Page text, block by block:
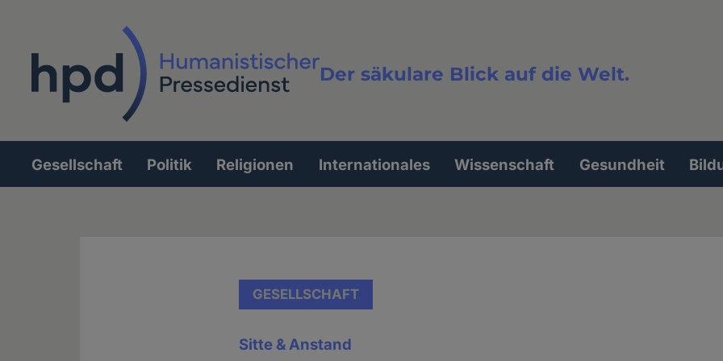
Der säkulare Blick auf die Welt.
Volltextsuche
Hauptnavigation
Gesellschaft Politik Religionen Internationales Wissenschaft Gesundheit
GESELLSCHAFT
Sitte & Anstand